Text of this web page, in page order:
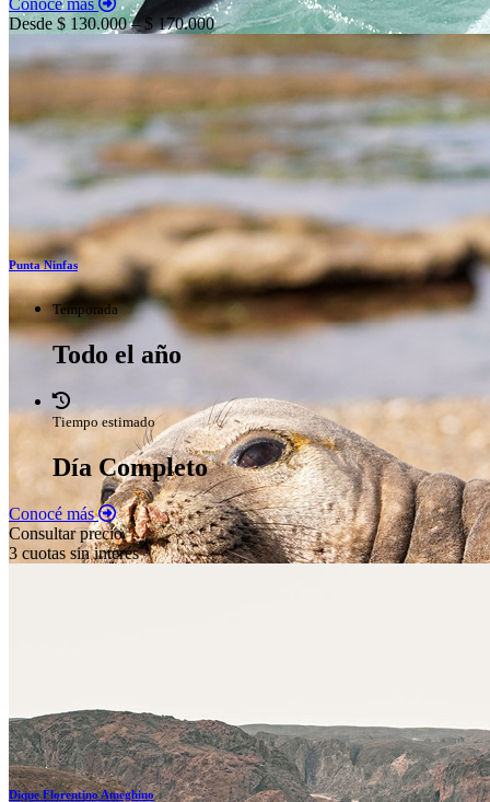
Conocé más
Desde $ 130.000 – $ 170.000
Punta Ninfas
Temporada
Todo el año
Tiempo estimado
Día Completo
Conocé más
Consultar precio
3 cuotas sin interés
Dique Florentino Ameghino